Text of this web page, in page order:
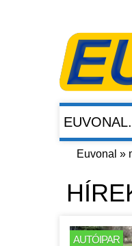
Euvonal »
AUTÓIPAR